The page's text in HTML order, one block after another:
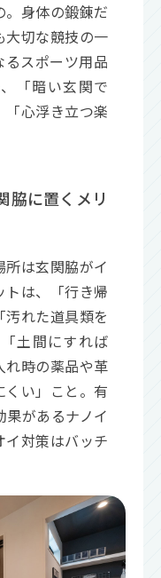
。身体の鍛錬だ
大切な競技の一
スポーツ用品
「暗い玄関で
心浮き立つ楽
脇に置くメリ
所は玄関脇がイ
トは、「行き帰
汚れた道具類を
土間にすれば
れ時の薬品や革
くい」こと。有
があるナノイ
イ対策はバッチ